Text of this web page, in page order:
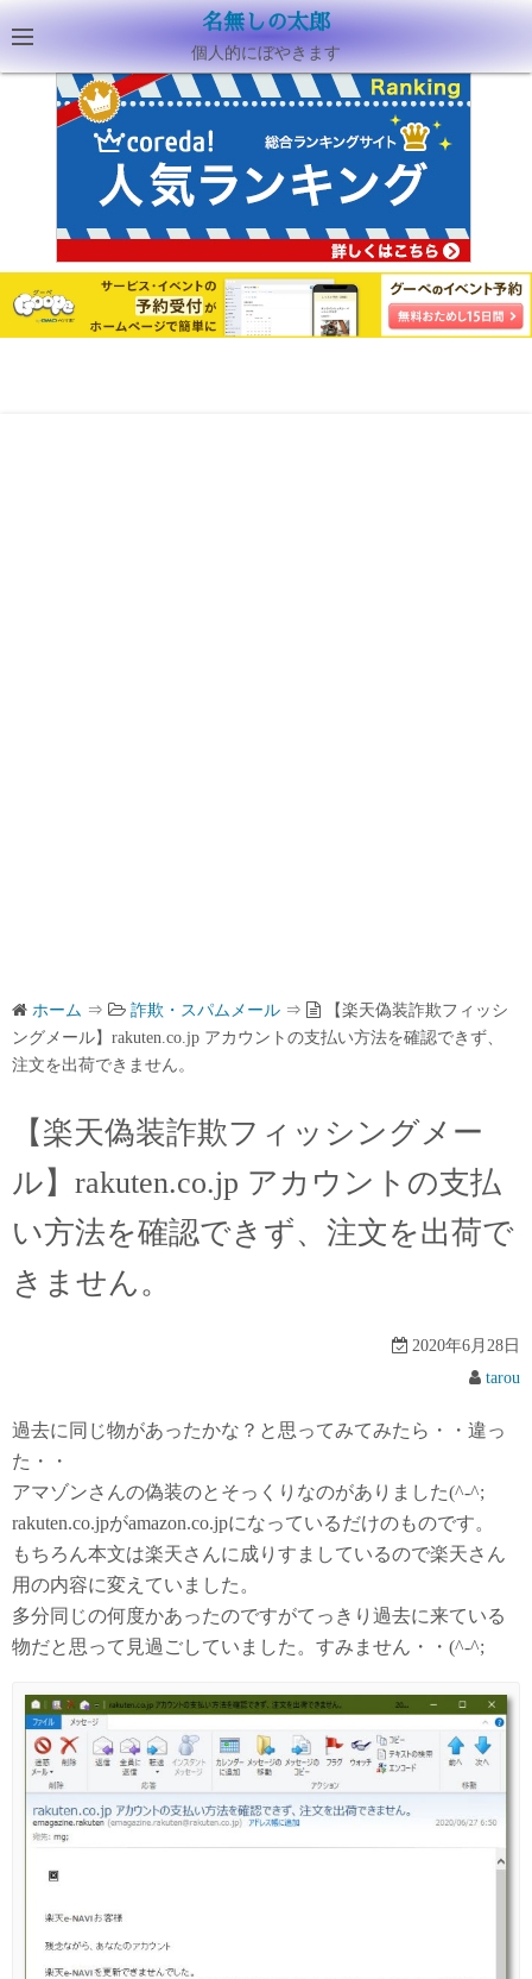
名無しの太郎
個人的にぼやきます
ホーム ⇒ 詐欺・スパムメール ⇒
【楽天偽装詐欺フィッシ
ングメール】rakuten.co.jp アカウントの支払い方法を確認できず、
注文を出荷できません。
【楽天偽装詐欺フィッシングメー
ル】rakuten.co.jp アカウントの支払
い方法を確認できず、注文を出荷で
きません。
2020年6月28日
tarou
過去に同じ物があったかな？と思ってみてみたら・・違っ
た・・
アマゾンさんの偽装のとそっくりなのがありました(^-^;
rakuten.co.jpがamazon.co.jpになっているだけのものです。
もちろん本文は楽天さんに成りすましているので楽天さん
用の内容に変えていました。
多分同じの何度かあったのですがてっきり過去に来ている
物だと思って見過ごしていました。すみません・・(^-^;